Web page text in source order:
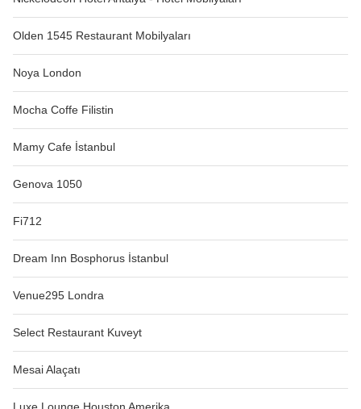
Olden 1545 Restaurant Mobilyaları
Noya London
Mocha Coffe Filistin
Mamy Cafe İstanbul
Genova 1050
Fi712
Dream Inn Bosphorus İstanbul
Venue295 Londra
Select Restaurant Kuveyt
Mesai Alaçatı